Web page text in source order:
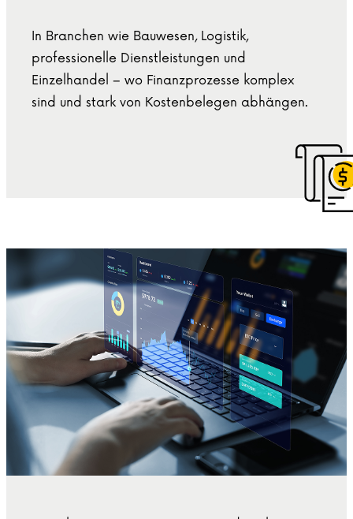
In Branchen wie Bauwesen, Logistik,
professionelle Dienstleistungen und
Einzelhandel – wo Finanzprozesse komplex
sind und stark von Kostenbelegen abhängen.